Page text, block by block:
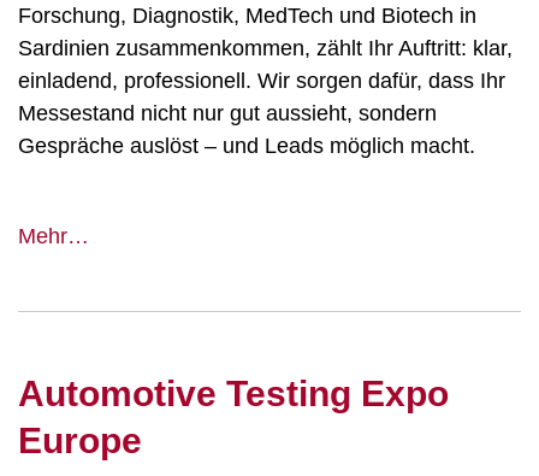
Forschung, Diagnostik, MedTech und Biotech in
Sardinien zusammenkommen, zählt Ihr Auftritt: klar,
einladend, professionell. Wir sorgen dafür, dass Ihr
Messestand nicht nur gut aussieht, sondern
Gespräche auslöst – und Leads möglich macht.
Mehr…
of
the
Society
Automotive Testing Expo
Europe